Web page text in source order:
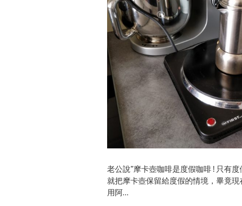
老公說”摩卡壺咖啡是度假咖啡 ! 只有
就把摩卡壺保留給度假的情境，畢竟
用阿…